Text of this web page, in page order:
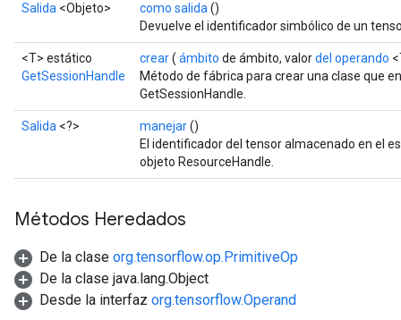
Salida <Objeto> como salida ()
Devuelve el identificador simbólico de un
<T> estático
GetSessionHandle
crear( ámbito de ámbito, valordel operando
Método de fábrica para crear una clase que
GetSessionHandle.
Salida <?> manejar()
El identificador del tensor almacenado en el
objeto ResourceHandle.
Métodos Heredados
De la clase org.tensorflow.op.PrimitiveOp
De la clase java.lang.Object
Desde la interfaz org.tensorflow.Operand